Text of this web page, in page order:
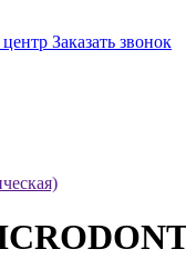
Заказать звонок